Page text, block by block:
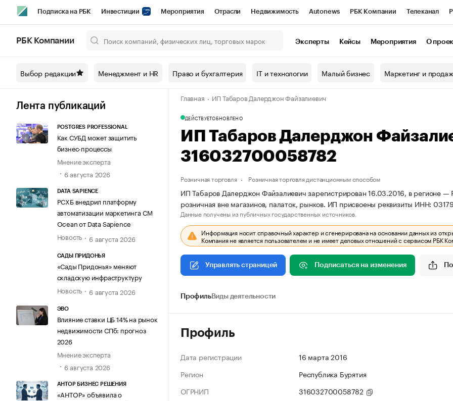
Подписка на РБК Инвестиции Мероприятия Отрасли Недвижимость Autonews РБК Компании Телеканал
Спецпроекты СПб Конференции СПб Спецпроекты Проверка контрагентов
Технологии и медиа Рынок наличной валюты
РБК Компании Эксперты Кейсы Мероприятия О
Выбор редакции Менеджмент и HR Право и бухгалтерия IT и технологии Малый бизнес Маркетинг и
Лента публикаций
POSTGRES PROFESSIONAL
Как СУБД может защитить
бизнес-процессы
Мнение эксперта
6 августа 2026
DATA SAPIENCE
РСХБ внедрил платформу
автоматизации маркетинга CM
Ocean от Data Sapience
Новость
6 августа 2026
САДЫ ПРИДОНЬЯ
«Сады Придонья» меняют
складскую инфраструктуру
Новость
6 августа 2026
ЭВО
Влияние ставки ЦБ 14% на рынок
недвижимости СПб: прогноз
2026
Мнение эксперта
6 августа 2026
АНТОР БИЗНЕС РЕШЕНИЯ
«АНТОР» объявила о
Главная ИП Табаров Далерджон Файзалиевич
ДЕЙСТВУЕТОБНОВЛЕНО
ИП Табаров Далерджон
316032700058782
Розничная торговля Розничная торговля дистанционным способом
ИП Табаров Далерджон Файзалиевич зарегистрирован 16.03.2016, в регионе —
розничная вне магазинов, палаток, рынков. ИП присвоены реквизиты ИНН:
Данные получены из публичных государственных источников.
Информация носит справочный характер и сгенерирована на основании данных из
Компания не является пользователем и не имеет деловых отношений с сервисом РБК
Управлять страницей Подписаться на изменения
ПрофильВиды деятельности
Профиль
Дата регистрации
16 марта 2016
Регион
Республика Бурятия
ОГРНИП
316032700058782